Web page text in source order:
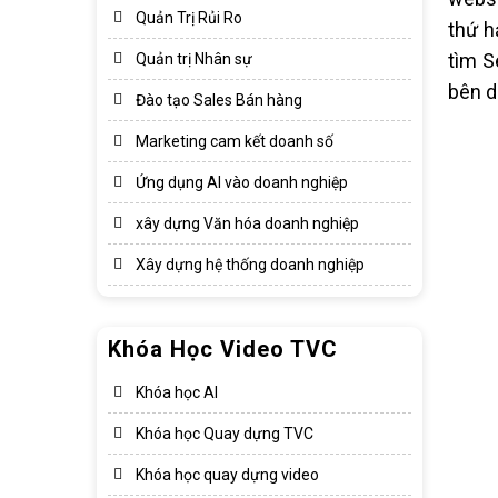
Quản Trị Rủi Ro
Quản trị Nhân sự
Đào tạo Sales Bán hàng
Marketing cam kết doanh số
Ứng dụng AI vào doanh nghiệp
xây dựng Văn hóa doanh nghiệp​
Xây dựng hệ thống doanh nghiệp​
Khóa Học Video TVC
Khóa học AI
Khóa học Quay dựng TVC
Khóa học quay dựng video
thứ
tìm
bên